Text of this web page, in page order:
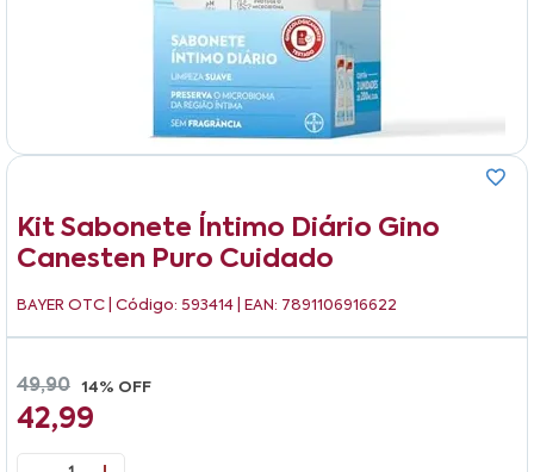
Kit Sabonete Íntimo Diário Gino
Canesten Puro Cuidado
BAYER OTC | Código: 593414 | EAN: 7891106916622
49,90 14% OFF
42,99